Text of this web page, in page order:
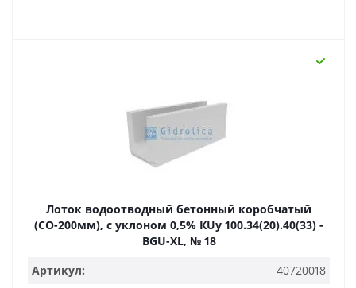
Лоток водоотводный бетонный коробчатый
(СО-200мм), с уклоном 0,5% КUу 100.34(20).40(33) -
BGU-XL, № 18
Артикул:
40720018